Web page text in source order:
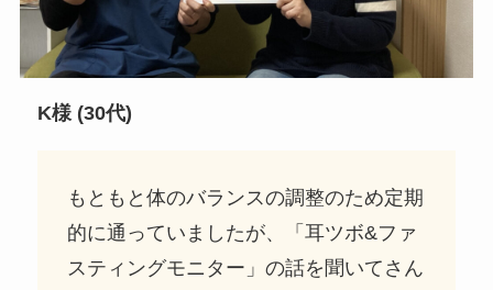
K様 (30代)
もともと体のバランスの調整のため定期
的に通っていましたが、「耳ツボ&ファ
スティングモニター」の話を聞いてさん